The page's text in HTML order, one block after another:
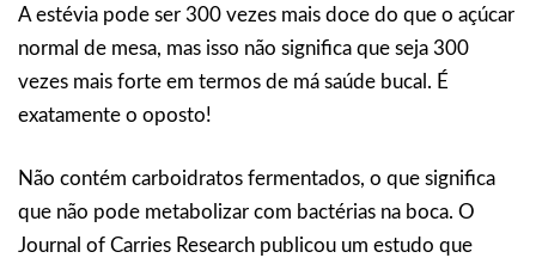
A estévia pode ser 300 vezes mais doce do que o açúcar
normal de mesa, mas isso não significa que seja 300
vezes mais forte em termos de má saúde bucal. É
exatamente o oposto!
Não contém carboidratos fermentados, o que significa
que não pode metabolizar com bactérias na boca. O
Journal of Carries Research publicou um estudo que